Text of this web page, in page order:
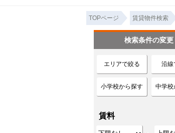
TOPページ 賃貸物件検索
検索条件の変更
エリアで絞る 沿線
小学校から探す 中学校
賃料